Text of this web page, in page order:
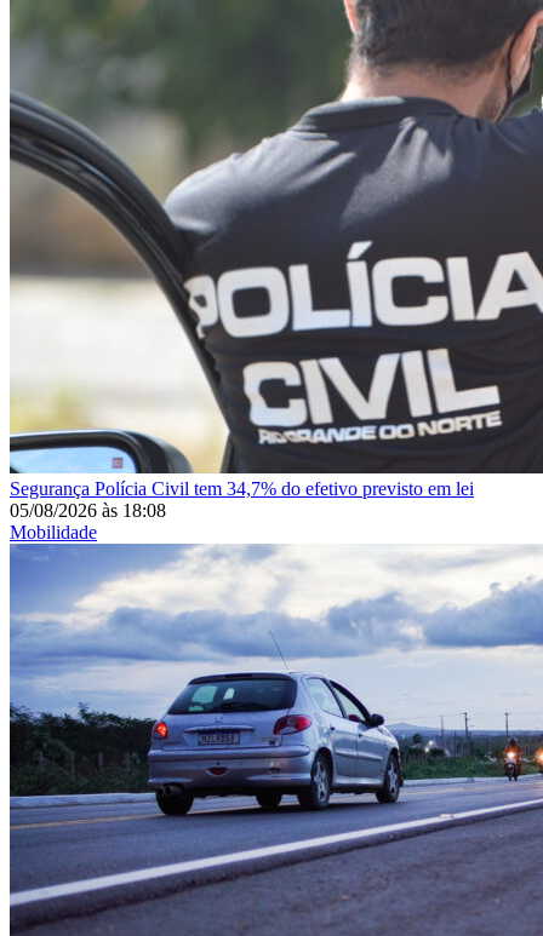
Segurança Polícia Civil tem 34,7% do efetivo previsto em lei
05/08/2026 às 18:08
Mobilidade